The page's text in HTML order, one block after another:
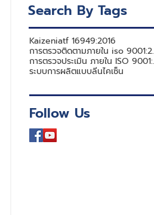
Search By Tags
Kaizeniatf 16949:2016
การตรวจ
การตร
ระบบการผลิตแบบลีนไคเซ็น
Follow Us